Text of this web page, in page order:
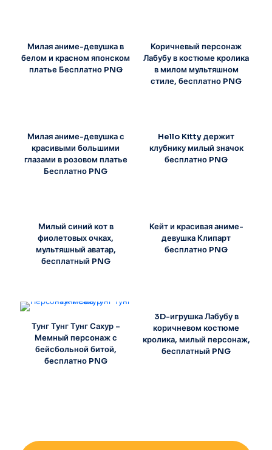
Милая аниме-девушка в
белом и красном японском
платье Бесплатно PNG
Коричневый персонаж
Лабубу в костюме кролика
в милом мультяшном
стиле, бесплатно PNG
Милая аниме-девушка с
красивыми большими
глазами в розовом платье
Бесплатно PNG
Hello Kitty держит
клубнику милый значок
бесплатно PNG
Милый синий кот в
фиолетовых очках,
мультяшный аватар,
бесплатный PNG
Кейт и красивая аниме-
девушка Клипарт
бесплатно PNG
Тунг Тунг Тунг Сахур –
Мемный персонаж с
бейсбольной битой,
бесплатно PNG
3D-игрушка Лабубу в
коричневом костюме
кролика, милый персонаж,
бесплатный PNG